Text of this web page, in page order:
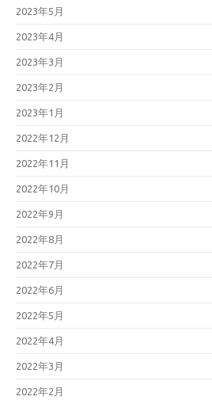
2023年5月
2023年4月
2023年3月
2023年2月
2023年1月
2022年12月
2022年11月
2022年10月
2022年9月
2022年8月
2022年7月
2022年6月
2022年5月
2022年4月
2022年3月
2022年2月